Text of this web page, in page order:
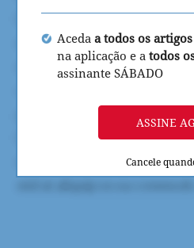
Aceda a todos os
na aplicação e a todos
assinante SÁBADO
ASSINE
Cancele